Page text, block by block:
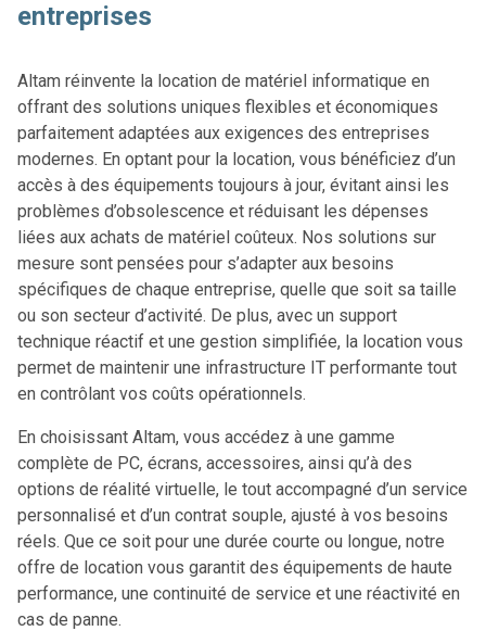
entreprises
Altam réinvente la location de matériel informatique en
offrant des solutions uniques flexibles et économiques
parfaitement adaptées aux exigences des entreprises
modernes. En optant pour la location, vous bénéficiez d’un
accès à des équipements toujours à jour, évitant ainsi les
problèmes d’obsolescence et réduisant les dépenses
liées aux achats de matériel coûteux. Nos solutions sur
mesure sont pensées pour s’adapter aux besoins
spécifiques de chaque entreprise, quelle que soit sa taille
ou son secteur d’activité. De plus, avec un support
technique réactif et une gestion simplifiée, la location vous
permet de maintenir une infrastructure IT performante tout
en contrôlant vos coûts opérationnels.
En choisissant Altam, vous accédez à une gamme
complète de PC, écrans, accessoires, ainsi qu’à des
options de réalité virtuelle, le tout accompagné d’un service
personnalisé et d’un contrat souple, ajusté à vos besoins
réels. Que ce soit pour une durée courte ou longue, notre
offre de location vous garantit des équipements de haute
performance, une continuité de service et une réactivité en
cas de panne.